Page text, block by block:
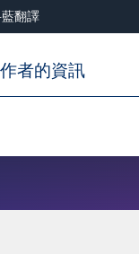
翻譯
者的資訊